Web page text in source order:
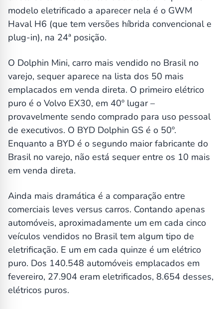
modelo eletrificado a aparecer nela é o GWM
Haval H6 (que tem versões híbrida convencional e
plug-in), na 24ª posição.
O Dolphin Mini, carro mais vendido no Brasil no
varejo, sequer aparece na lista dos 50 mais
emplacados em venda direta. O primeiro elétrico
puro é o Volvo EX30, em 40º lugar –
provavelmente sendo comprado para uso pessoal
de executivos. O BYD Dolphin GS é o 50º.
Enquanto a BYD é o segundo maior fabricante do
Brasil no varejo, não está sequer entre os 10 mais
em venda direta.
Ainda mais dramática é a comparação entre
comerciais leves versus carros. Contando apenas
automóveis, aproximadamente um em cada cinco
veículos vendidos no Brasil tem algum tipo de
eletrificação. E um em cada quinze é um elétrico
puro. Dos 140.548 automóveis emplacados em
fevereiro, 27.904 eram eletrificados, 8.654 desses,
elétricos puros.